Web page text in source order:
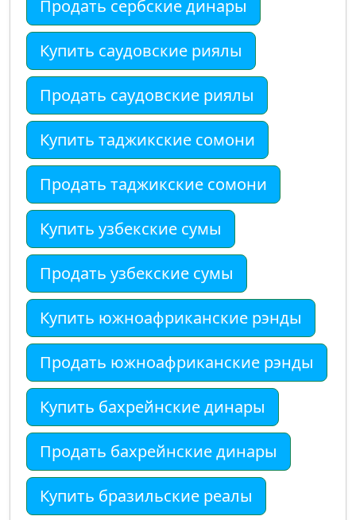
Продать сербские динары
Купить саудовские риялы
Продать саудовские риялы
Купить таджикские сомони
Продать таджикские сомони
Купить узбекские сумы
Продать узбекские сумы
Купить южноафриканские рэнды
Продать южноафриканские рэнды
Купить бахрейнские динары
Продать бахрейнские динары
Купить бразильские реалы